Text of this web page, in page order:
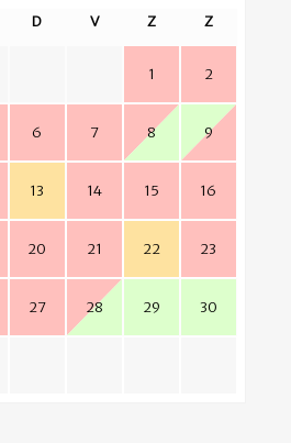
D V Z Z
1 2
6 7 8 9
13 14 15 16
20 21 22 23
27 28 29 30